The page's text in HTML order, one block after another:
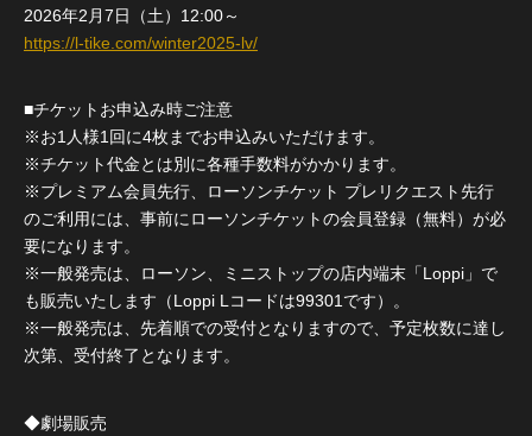
2026年2月7日（土）12:00～
https://l-tike.com/winter2025-lv/
■チケットお申込み時ご注意
※お1人様1回に4枚までお申込みいただけます。
※チケット代金とは別に各種手数料がかかります。
※プレミアム会員先行、ローソンチケット プレリクエスト先行
のご利用には、事前にローソンチケットの会員登録（無料）が必
要になります。
※一般発売は、ローソン、ミニストップの店内端末「Loppi」で
も販売いたします（Loppi Lコードは99301です）。
※一般発売は、先着順での受付となりますので、予定枚数に達し
次第、受付終了となります。
◆劇場販売